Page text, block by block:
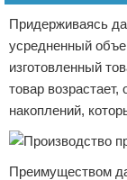
Придерживаясь
усредненный
изготовленный
товар возрастает,
накоплений,
Преимуществом